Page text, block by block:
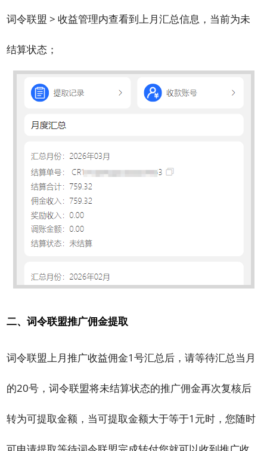
词令联盟 > 收益管理内查看到上月汇总信息，当前为未
结算状态；
二、词令联盟推广佣金提取
词令联盟上月推广收益佣金1号汇总后，请等待汇总当月
的20号，词令联盟将未结算状态的推广佣金再次复核后
转为可提取金额，当可提取金额大于等于1元时，您随时